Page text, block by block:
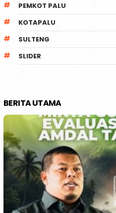
PEMKOT PALU
KOTAPALU
SULTENG
SLIDER
BERITA UTAMA